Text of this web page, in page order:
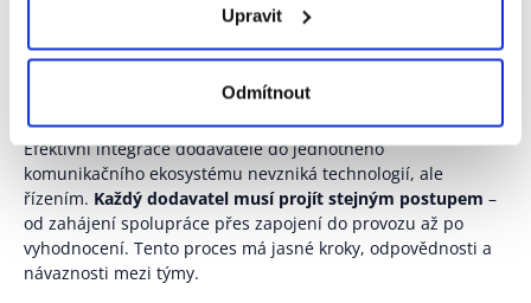
Upravit
Odmítnout
Zapojení dodavatelů musí
mít jasný průběh
Efektivní integrace dodavatele do jednotného
komunikačního ekosystému nevzniká technologií, ale
řízením. Každý dodavatel musí projít stejným postupem –
od zahájení spolupráce přes zapojení do provozu až po
vyhodnocení. Tento proces má jasné kroky, odpovědnosti a
návaznosti mezi týmy.